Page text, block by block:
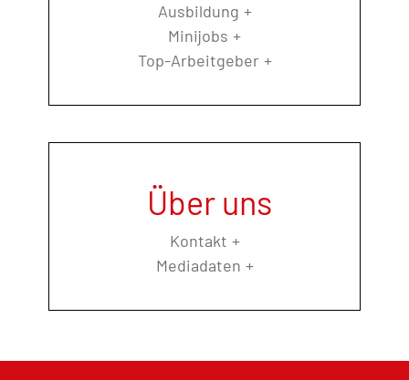
Ausbildung
Minijobs
Top-Arbeitgeber
Über uns
Kontakt
Mediadaten